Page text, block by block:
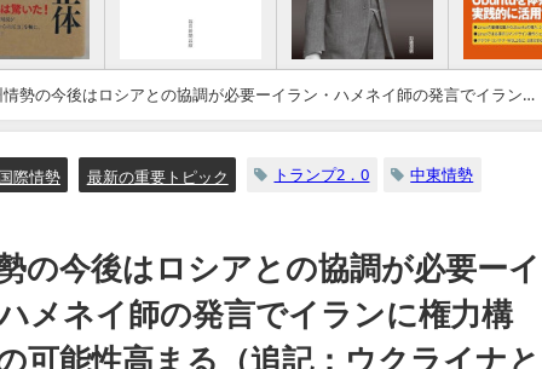
勢の今後はロシアとの協調が必要ーイラン・ハメネイ師の発言でイランに
記：ウクライナと中東の情勢の今後）
国際情勢 最新の重要トピック トランプ2．0
中東情勢
の今後はロシアとの協調が必要ーイ
メネイ師の発言でイランに権力構
可能性高まる（追記：ウクライナと